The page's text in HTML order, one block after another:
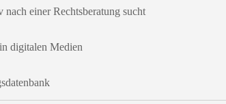
einer Rechtsberatung sucht
digitalen Medien